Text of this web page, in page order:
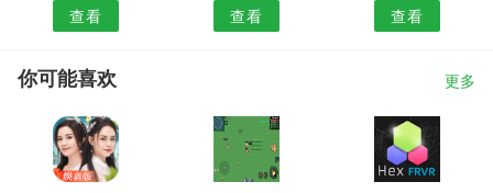
查看 查看 查看
你可能喜欢 更多